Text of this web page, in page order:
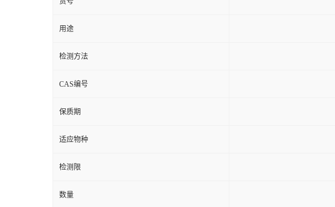
用途
检测方法
CAS编号
保质期
适应物种
检测限
数量